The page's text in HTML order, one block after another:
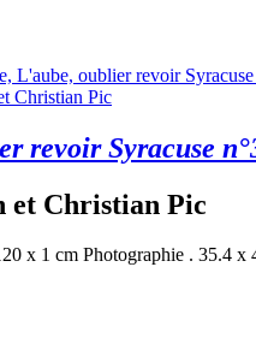
revoir Syracuse
et Christian Pic
x 1 cm Photographie . 35.4 x